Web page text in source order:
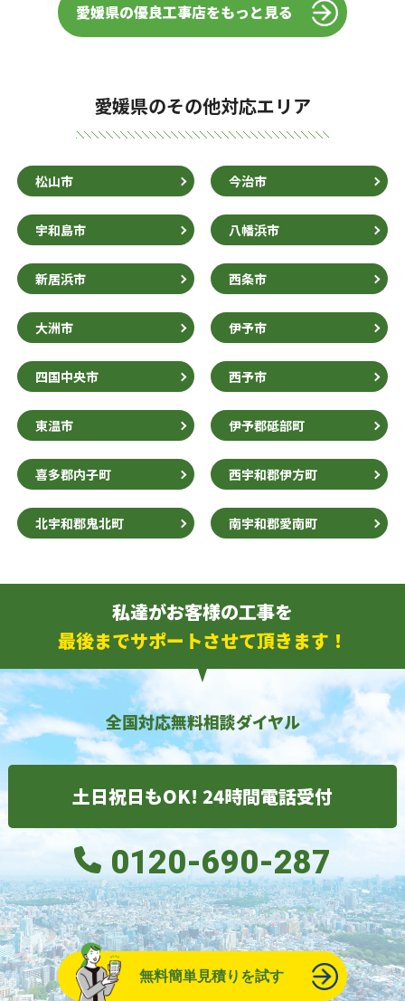
愛媛県の優良工事店をもっと見る
愛媛県のその他対応エリア
松山市 今治市
宇和島市 八幡浜市
新居浜市 西条市
大洲市 伊予市
四国中央市 西予市
東温市 伊予郡砥部町
喜多郡内子町 西宇和郡伊方町
北宇和郡鬼北町 南宇和郡愛南町
私達がお客様の工事を
最後までサポートさせて頂きます！
全国対応無料相談ダイヤル
土日祝日もOK! 24時間電話受付
0120-690-287
無料簡単見積りを試す